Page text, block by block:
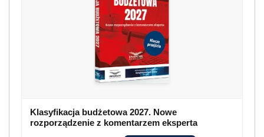
Klasyfikacja budżetowa 2027. Nowe
rozporządzenie z komentarzem eksperta